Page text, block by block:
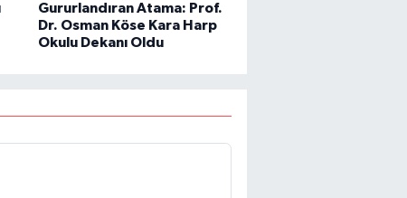
Gururlandıran Atama: Prof.
Dr. Osman Köse Kara Harp
Okulu Dekanı Oldu